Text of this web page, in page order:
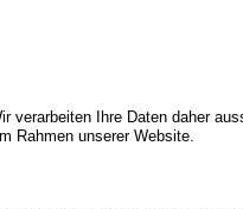
verarbeiten Ihre Daten daher
Rahmen unserer Website.